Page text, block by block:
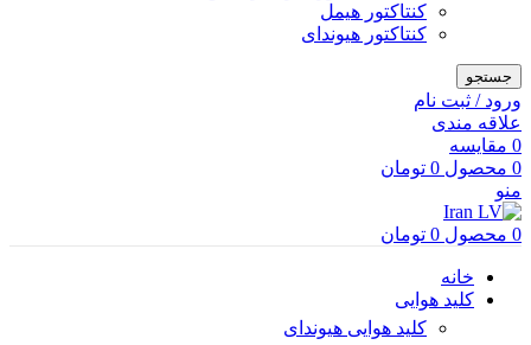
کنتاکتور هیمل
کنتاکتور هیوندای
جستجو
ورود / ثبت نام
علاقه مندی
0 مقایسه
0 محصول 0 تومان
منو
0 محصول 0 تومان
خانه
کلید هوایی
کلید هوایی هیوندای